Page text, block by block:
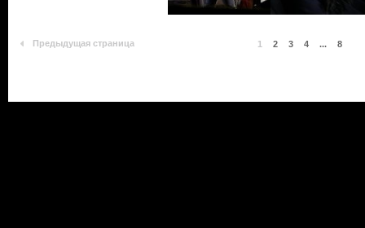
Предыдущая страница 1 2 3 4 ... 8